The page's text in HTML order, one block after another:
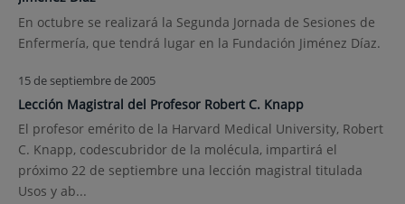
En octubre se realizará la Segunda Jornada de Sesiones de
Enfermería, que tendrá lugar en la Fundación Jiménez Díaz.
15 de septiembre de 2005
Lección Magistral del Profesor Robert C. Knapp
El profesor emérito de la Harvard Medical University, Robert
C. Knapp, codescubridor de la molécula, impartirá el
próximo 22 de septiembre una lección magistral titulada
Usos y ab...